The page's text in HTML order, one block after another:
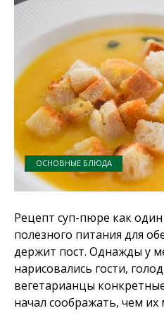
ОСНОВНЫЕ БЛЮДА
Рецепт суп-пюре как
полезного питания для
держит пост. Однажды у
нарисовались гости,
вегетарианцы
начал соображать, чем